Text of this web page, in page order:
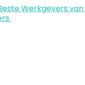
Werkgevers